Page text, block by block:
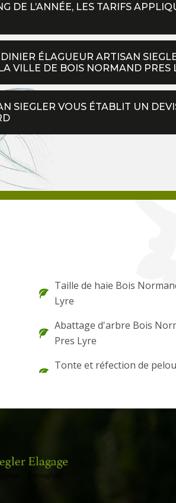
DE L’ANNÉE, LES TARIFS
ÉLAGUEUR ARTISAN
VILLE DE BOIS NORMAND PRES
SIEGLER VOUS ÉTABLIT UN
Taille de haie Bois
Lyre
Abattage d'arbre Bois
Pres Lyre
Tonte et réfection de